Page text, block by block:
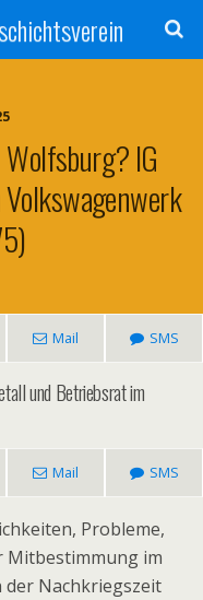
Wolfsburg? IG
Mail SMS
und Betriebsrat im
Mail SMS
Probleme,
Mitbestimmung im
Nachkriegszeit